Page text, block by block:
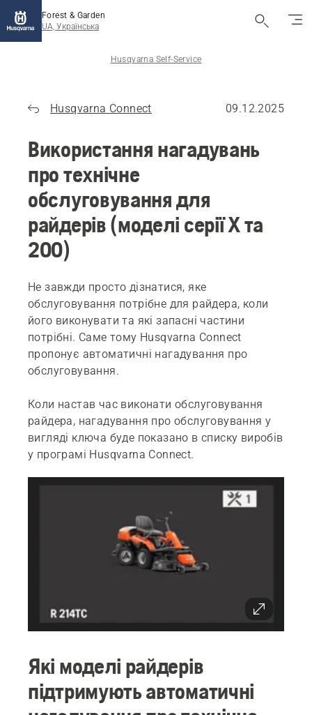
Forest & Garden
UA, Українська
Husqvarna Self-Service
Husqvarna Connect 09.12.2025
Використання нагадувань
про технічне
обслуговування для
райдерів (моделі серії X та
200)
Не завжди просто дізнатися, яке
обслуговування потрібне для райдера, коли
його виконувати та які запасні частини
потрібні. Саме тому Husqvarna Connect
пропонує автоматичні нагадування про
обслуговування.
Коли настав час виконати обслуговування
райдера, нагадування про обслуговування у
вигляді ключа буде показано в списку виробів
у програмі Husqvarna Connect.
Які моделі райдерів
підтримують автоматичні